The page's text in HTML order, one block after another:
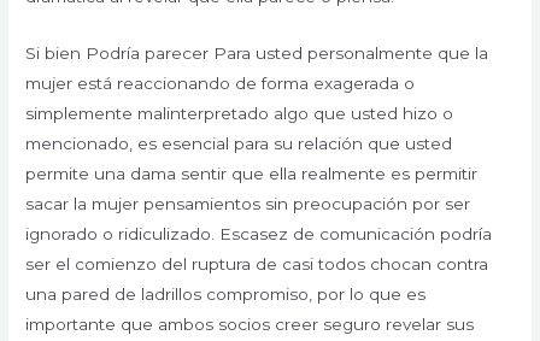
Si bien Podría parecer Para usted personalmente que la
mujer está reaccionando de forma exagerada o
simplemente malinterpretado algo que usted hizo o
mencionado, es esencial para su relación que usted
permite una dama sentir que ella realmente es permitir
sacar la mujer pensamientos sin preocupación por ser
ignorado o ridiculizado. Escasez de comunicación podría
ser el comienzo del ruptura de casi todos chocan contra
una pared de ladrillos compromiso, por lo que es
importante que ambos socios creer seguro revelar sus